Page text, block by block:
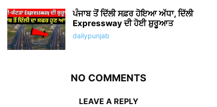
ਪੰਜਾਬ ਤੋਂ ਦਿੱਲੀ ਸਫ਼ਰ ਹੋਇਆ ਅੱਧਾ, ਦਿੱਲੀ
Expressway ਦੀ ਹੋਈ ਸ਼ੁਰੂਆਤ
dailypunjab
NO COMMENTS
LEAVE A REPLY